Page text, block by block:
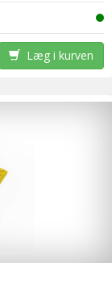
Læg i kurven